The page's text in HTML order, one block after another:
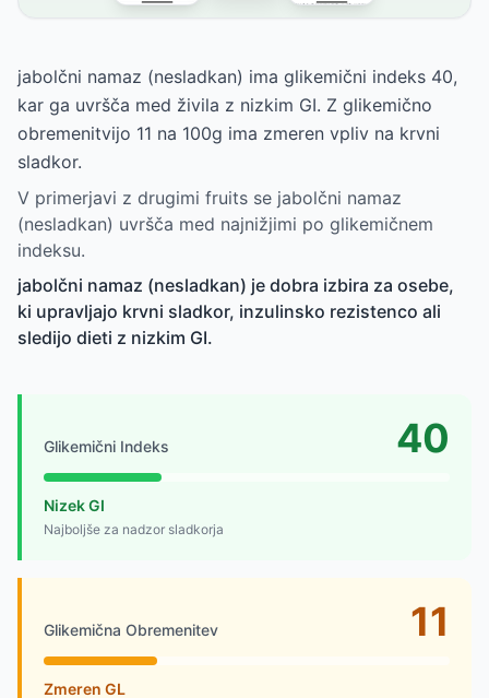
jabolčni namaz (nesladkan) ima glikemični indeks 40,
kar ga uvršča med živila z nizkim GI. Z glikemično
obremenitvijo 11 na 100g ima zmeren vpliv na krvni
sladkor.
V primerjavi z drugimi fruits se jabolčni namaz
(nesladkan) uvršča med najnižjimi po glikemičnem
indeksu.
jabolčni namaz (nesladkan) je dobra izbira za osebe,
ki upravljajo krvni sladkor, inzulinsko rezistenco ali
sledijo dieti z nizkim GI.
Glikemični Indeks 40
Nizek GI
Najboljše za nadzor sladkorja
Glikemična Obremenitev 11
Zmeren GL